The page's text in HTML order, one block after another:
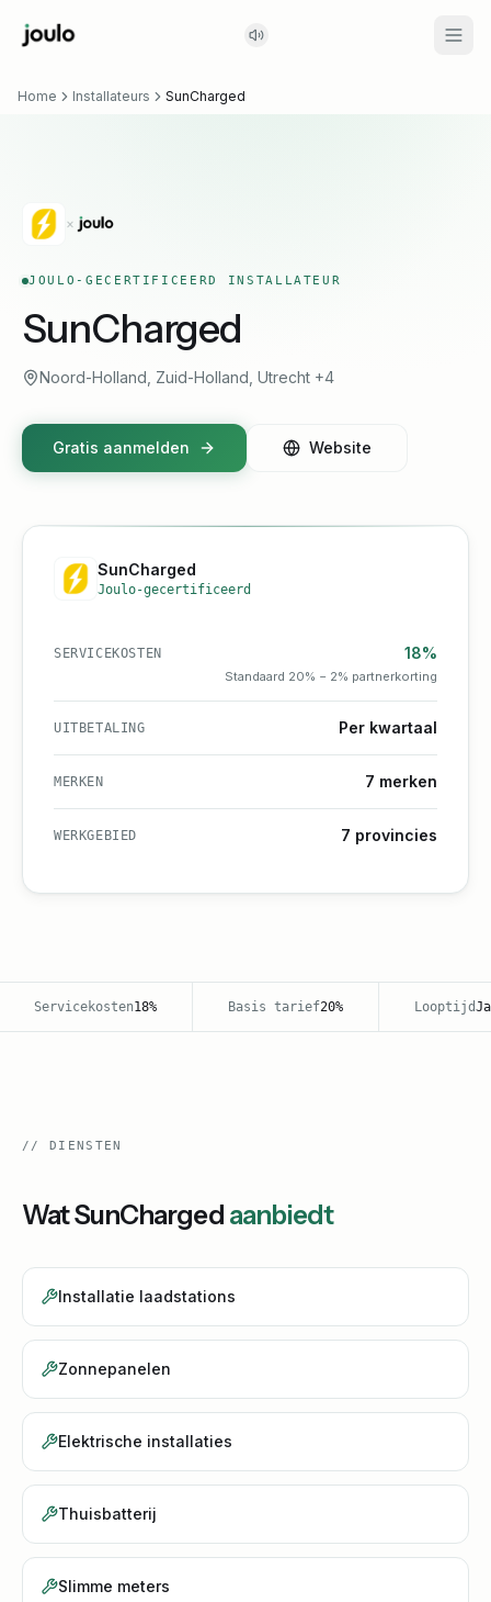
Home Installateurs SunCharged
×
JOULO-GECERTIFICEERD INSTALLATEUR
SunCharged
Noord-Holland, Zuid-Holland, Utrecht +4
Gratis aanmelden Website
SunCharged
Joulo-gecertificeerd
SERVICEKOSTEN 18%
Standaard 20% − 2% partnerkorting
UITBETALING Per kwartaal
MERKEN 7 merken
WERKGEBIED 7 provincies
Servicekosten18% Basis tarief20% Looptijd
// DIENSTEN
WatSunCharged aanbiedt
Installatie laadstations
Zonnepanelen
Elektrische installaties
Thuisbatterij
Slimme meters